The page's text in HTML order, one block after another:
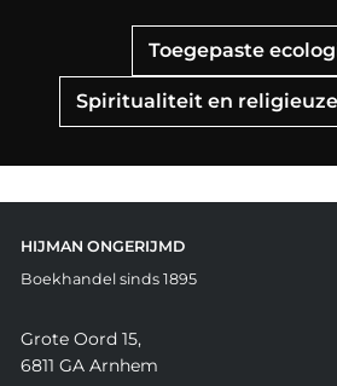
Toegepaste
Spiritualiteit en
HIJMAN ONGERIJMD
Boekhandel sinds 1895
Grote Oord 15,
6811 GA Arnhem